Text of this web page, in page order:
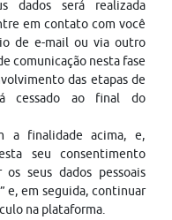
dados será realizada
em contato com você
de e-mail ou via outro
comunicação nesta fase
das etapas de
cessado ao final do
a finalidade acima, e,
seu consentimento
seus dados pessoais
e, em seguida, continuar
na plataforma.